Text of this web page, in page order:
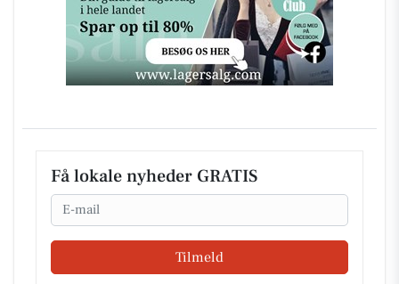
Få lokale nyheder GRATIS
Email
Tilmeld